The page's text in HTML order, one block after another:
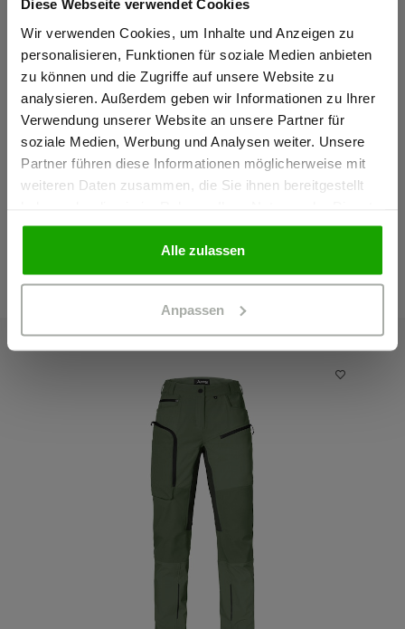
Diese Webseite verwendet Cookies
Wir verwenden Cookies, um Inhalte und Anzeigen zu
personalisieren, Funktionen für soziale Medien anbieten
zu können und die Zugriffe auf unsere Website zu
analysieren. Außerdem geben wir Informationen zu Ihrer
Verwendung unserer Website an unsere Partner für
soziale Medien, Werbung und Analysen weiter. Unsere
Partner führen diese Informationen möglicherweise mit
weiteren Daten zusammen, die Sie ihnen bereitgestellt
gesammelt haben.
Alle zulassen
Anpassen
Sind Sie
Gewerbetreibender?
Ich bestätige, dass ich Gewerbetreibender bin. Alle
Preise werden netto ausgewiesen.